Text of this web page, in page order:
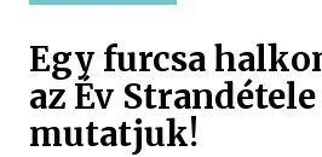
Egy furcsa
az Év
mutatjuk!